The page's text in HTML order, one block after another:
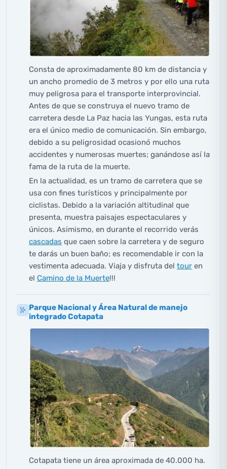
Consta de aproximadamente 80 km de distancia y
un ancho promedio de 3 metros y por ello una ruta
muy peligrosa para el transporte interprovincial.
Antes de que se construya el nuevo tramo de
carretera desde La Paz hacia las Yungas, esta ruta
era el único medio de comunicación. Sin embargo,
debido a su peligrosidad ocasionó muchos
accidentes y numerosas muertes; ganándose así la
fama de la ruta de la muerte.
En la actualidad, es un tramo de carretera que se
usa con fines turísticos y principalmente por
ciclistas. Debido a la variación altitudinal que
presenta, muestra paisajes espectaculares y
únicos. Asimismo, en durante el recorrido verás
cascadas que caen sobre la carretera y de seguro
te darás un buen baño; es recomendable ir con la
vestimenta adecuada. Viaja y disfruta del tour en
el Camino de la Muerte!!!
Parque Nacional y Área Natural de manejo
integrado Cotapata
Cotapata tiene un área aproximada de 40.000 ha.